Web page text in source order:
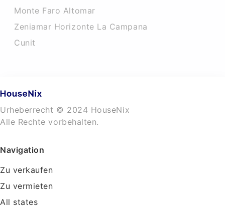
Monte Faro Altomar
Zeniamar Horizonte La Campana
Cunit
Urheberrecht © 2024 HouseNix
Alle Rechte vorbehalten.
Navigation
Zu verkaufen
Zu vermieten
All states